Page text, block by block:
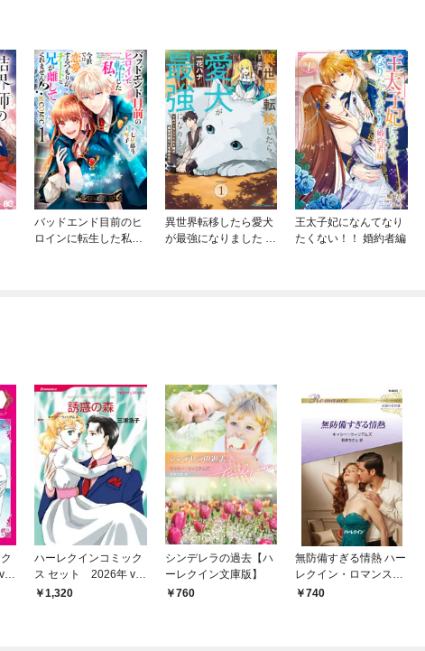
バッドエンド目前のヒ
ロインに転生した私、
異世界転移したら愛犬
が最強になりました ～
王太子妃になんてなり
たくない！！ 婚約者編
ハーレクインコミック
ス セット 2026年 vo
l.846
1,320
シンデレラの過去【ハ
ーレクイン文庫版】
760
無防備すぎる情熱 ハー
レクイン・ロマンス～
伝説の名作選～【ハー
740